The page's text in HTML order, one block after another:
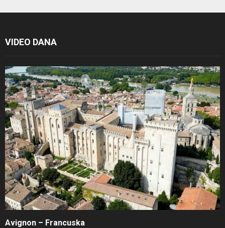
VIDEO DANA
Avignon – Francuska